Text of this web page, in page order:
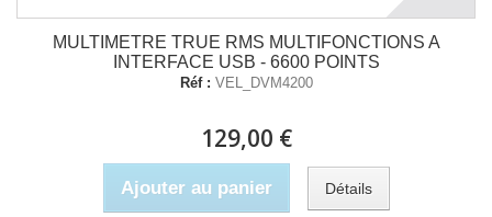
MULTIMETRE TRUE RMS MULTIFONCTIONS A
INTERFACE USB - 6600 POINTS
Réf : VEL_DVM4200
129,00 €
Ajouter au panier Détails